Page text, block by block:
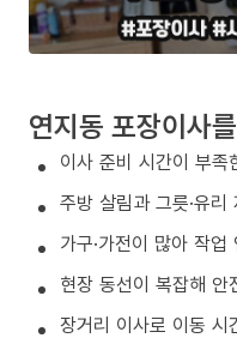
연지동 포장이사
이사 준비 시간이 부족
주방 살림과 그릇·유
가구·가전이 많아 작
현장 동선이 복잡해 안
장거리 이사로 이동 시